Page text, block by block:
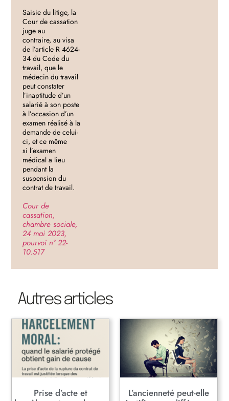
Saisie du litige, la
Cour de cassation
juge au
contraire, au visa
de l’article R 4624-
34 du Code du
travail, que le
médecin du travail
peut constater
l’inaptitude d’un
salarié à son poste
à l’occasion d’un
examen réalisé à la
demande de celui-
ci, et ce même
si l’examen
médical a lieu
pendant la
suspension du
contrat de travail.
Cour de
cassation,
chambre sociale,
24 mai 2023,
pourvoi n° 22-
10.517
Autres articles
Prise d’acte et
L’ancienneté peut-elle